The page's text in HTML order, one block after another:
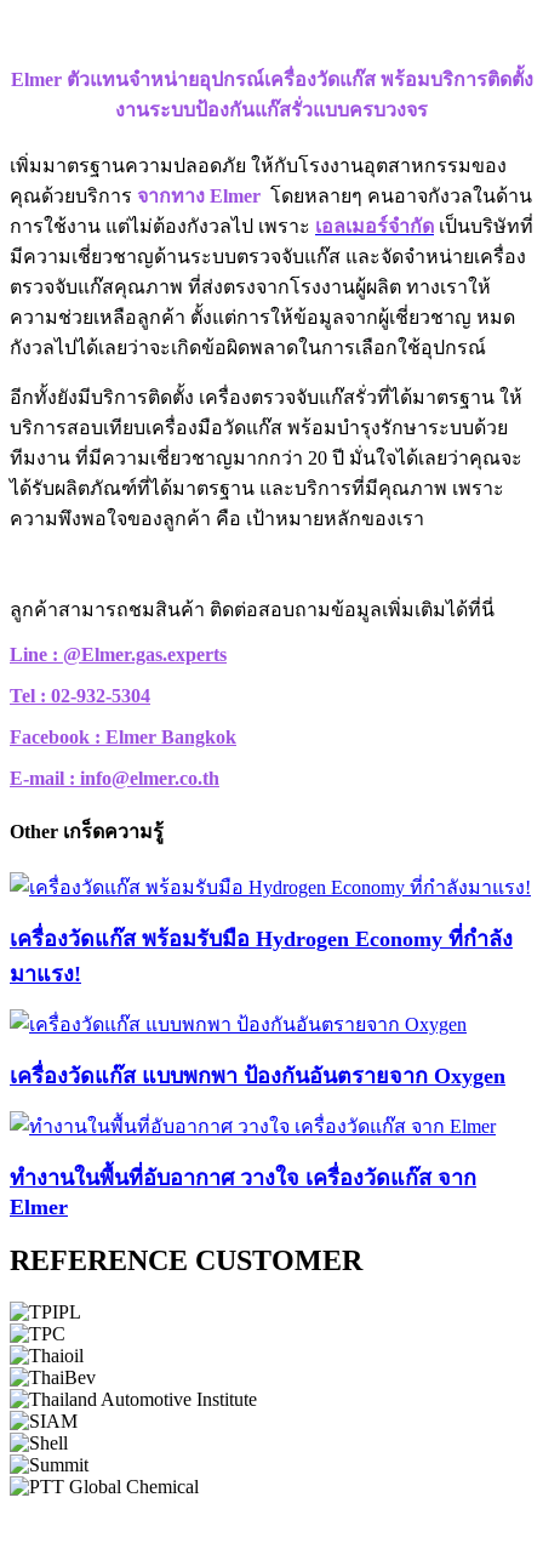
Elmer ตัวแทนจำหน่ายอุปกรณ์เครื่องวัดแก๊ส พร้อมบริการติดตั้ง
งานระบบป้องกันแก๊สรั่วแบบครบวงจร
เพิ่มมาตรฐานความปลอดภัย ให้กับโรงงานอุตสาหกรรมของ
คุณด้วยบริการ จากทาง Elmer โดยหลายๆ คนอาจกังวลในด้าน
การใช้งาน แต่ไม่ต้องกังวลไป เพราะ เอลเมอร์จำกัด เป็นบริษัทที่
มีความเชี่ยวชาญด้านระบบตรวจจับแก๊ส และจัดจำหน่ายเครื่อง
ตรวจจับแก๊สคุณภาพ ที่ส่งตรงจากโรงงานผู้ผลิต ทางเราให้
ความช่วยเหลือลูกค้า ตั้งแต่การให้ข้อมูลจากผู้เชี่ยวชาญ หมด
กังวลไปได้เลยว่าจะเกิดข้อผิดพลาดในการเลือกใช้อุปกรณ์
อีกทั้งยังมีบริการติดตั้ง เครื่องตรวจจับแก๊สรั่วที่ได้มาตรฐาน ให้
บริการสอบเทียบเครื่องมือวัดแก๊ส พร้อมบำรุงรักษาระบบด้วย
ทีมงาน ที่มีความเชี่ยวชาญมากกว่า 20 ปี มั่นใจได้เลยว่าคุณจะ
ได้รับผลิตภัณฑ์ที่ได้มาตรฐาน และบริการที่มีคุณภาพ เพราะ
ความพึงพอใจของลูกค้า คือ เป้าหมายหลักของเรา
ลูกค้าสามารถชมสินค้า ติดต่อสอบถามข้อมูลเพิ่มเติมได้ที่นี่
Line : @Elmer.gas.experts
Tel : 02-932-5304
Facebook : Elmer Bangkok
E-mail : info@elmer.co.th
Other เกร็ดความรู้
เครื่องวัดแก๊ส พร้อมรับมือ Hydrogen Economy ที่กำลัง
มาแรง!
เครื่องวัดแก๊ส แบบพกพา ป้องกันอันตรายจาก Oxygen
ทำงานในพื้นที่อับอากาศ วางใจ เครื่องวัดแก๊ส จาก
Elmer
REFERENCE CUSTOMER